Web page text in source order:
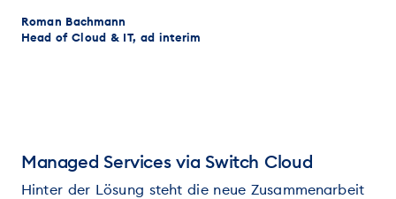
Roman Bachmann
Head of Cloud & IT, ad interim
Managed Services via Switch Cloud
Hinter der Lösung steht die neue Zusammenarbeit